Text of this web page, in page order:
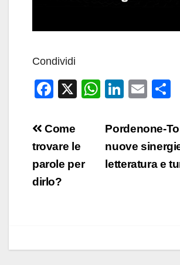
Condividi
F
c
e
b
o
X
W
at
s
A
Li
k
e
dI
E
ail
Navigazione
articoli
Pordenone-
nuove
letteratura e
Come
trovare le
parole per
dirlo?